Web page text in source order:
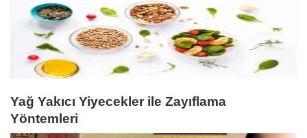
Yağ Yakıcı Yiyecekler ile Zayıflama
Yöntemleri